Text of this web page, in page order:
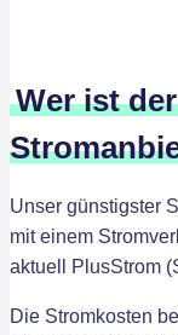
Wer ist
Unser günstigster
mit einem
aktuell PlusStrom
Die Stromkosten